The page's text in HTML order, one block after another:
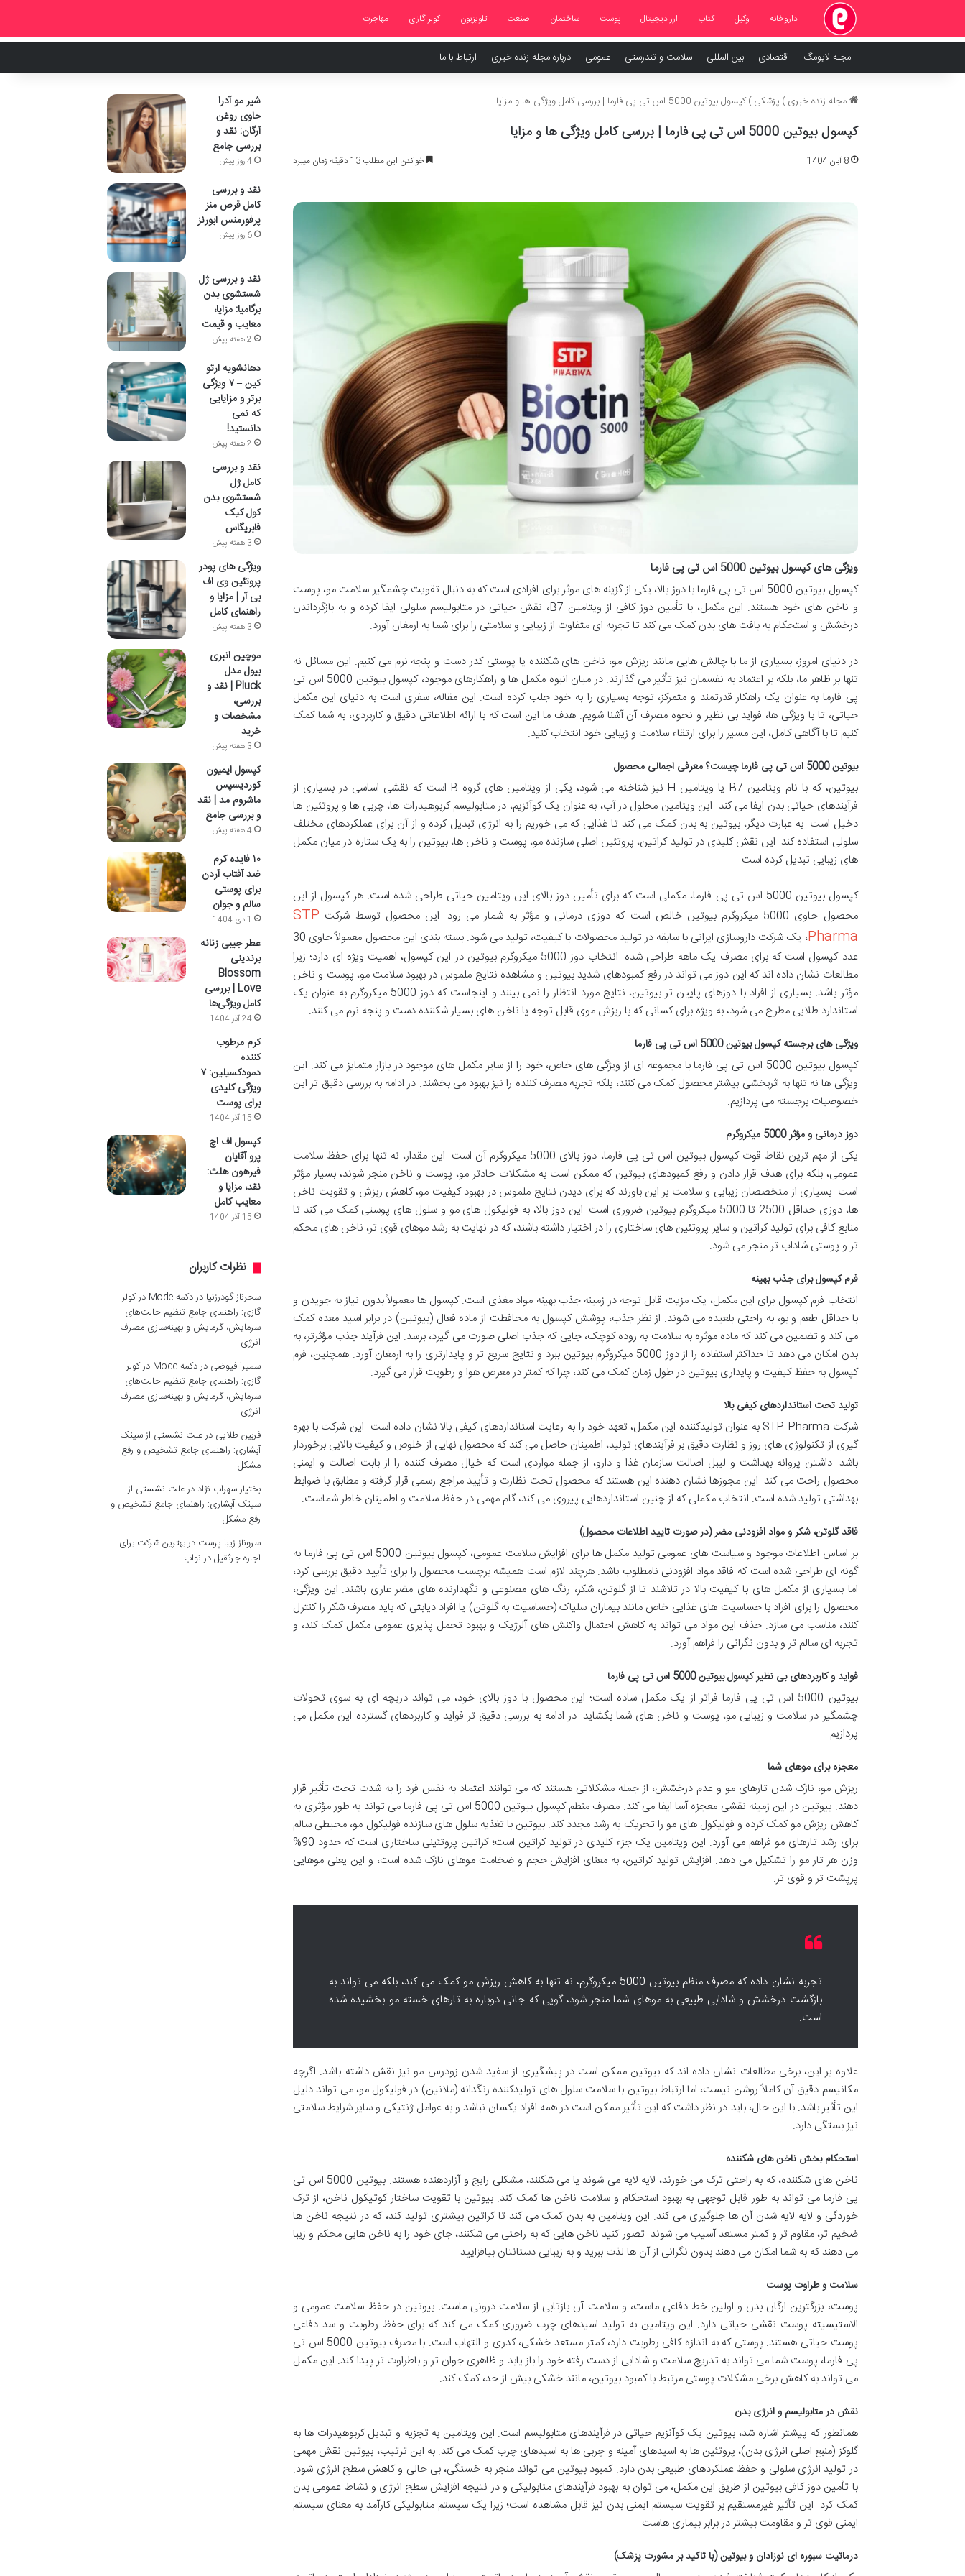
داروخانه وکیل کتاب ارز دیجیتال پوست ساختمان صنعت تلویزیون کولر گازی مهاجرت
مجله لایومگ اقتصادی بین المللی سلامت و تندرستی عمومی درباره مجله زنده خبری ارتباط با ما
مجله زنده خبری ) پزشکی ) کپسول بیوتین 5000 اس تی پی فارما | بررسی کامل ویژگی ها و مزایا
کپسول بیوتین 5000 اس تی پی فارما | بررسی کامل ویژگی ها و مزایا
8 آبان 1404 خواندن این مطلب 13 دقیقه زمان میبرد
ویژگی های کپسول بیوتین 5000 اس تی پی فارما
کپسول بیوتین 5000 اس تی پی فارما با دوز بالا، یکی از گزینه های موثر برای افرادی است که به دنبال تقویت چشمگیر سلامت مو، پوست
و ناخن های خود هستند. این مکمل، با تأمین دوز کافی از ویتامین B7، نقش حیاتی در متابولیسم سلولی ایفا کرده و به بازگرداندن
درخشش و استحکام به بافت های بدن کمک می کند تا تجربه ای متفاوت از زیبایی و سلامتی را برای شما به ارمغان آورد.
در دنیای امروز، بسیاری از ما با چالش هایی مانند ریزش مو، ناخن های شکننده یا پوستی کدر دست و پنجه نرم می کنیم. این مسائل نه
تنها بر ظاهر ما، بلکه بر اعتماد به نفسمان نیز تأثیر می گذارند. در میان انبوه مکمل ها و راهکارهای موجود، کپسول بیوتین 5000 اس تی
پی فارما به عنوان یک راهکار قدرتمند و متمرکز، توجه بسیاری را به خود جلب کرده است. این مقاله، سفری است به دنیای این مکمل
حیاتی، تا با ویژگی ها، فواید بی نظیر و نحوه مصرف آن آشنا شویم. هدف ما این است که با ارائه اطلاعاتی دقیق و کاربردی، به شما کمک
کنیم تا با آگاهی کامل، این مسیر را برای ارتقاء سلامت و زیبایی خود انتخاب کنید.
بیوتین 5000 اس تی پی فارما چیست؟ معرفی اجمالی محصول
بیوتین، که با نام ویتامین B7 یا ویتامین H نیز شناخته می شود، یکی از ویتامین های گروه B است که نقشی اساسی در بسیاری از
فرآیندهای حیاتی بدن ایفا می کند. این ویتامین محلول در آب، به عنوان یک کوآنزیم، در متابولیسم کربوهیدرات ها، چربی ها و پروتئین ها
دخیل است. به عبارت دیگر، بیوتین به بدن کمک می کند تا غذایی که می خوریم را به انرژی تبدیل کرده و از آن برای عملکردهای مختلف
سلولی استفاده کند. این نقش کلیدی در تولید کراتین، پروتئین اصلی سازنده مو، پوست و ناخن ها، بیوتین را به یک ستاره در میان مکمل
های زیبایی تبدیل کرده است.
کپسول بیوتین 5000 اس تی پی فارما، مکملی است که برای تأمین دوز بالای این ویتامین حیاتی طراحی شده است. هر کپسول از این
محصول حاوی 5000 میکروگرم بیوتین خالص است که دوزی درمانی و مؤثر به شمار می رود. این محصول توسط شرکت
STP
Pharma
، یک شرکت داروسازی ایرانی با سابقه در تولید محصولات با کیفیت، تولید می شود. بسته بندی این محصول معمولاً حاوی 30
عدد کپسول است که برای مصرف یک ماهه طراحی شده. انتخاب دوز 5000 میکروگرم بیوتین در این کپسول، اهمیت ویژه ای دارد؛ زیرا
مطالعات نشان داده اند که این دوز می تواند در رفع کمبودهای شدید بیوتین و مشاهده نتایج ملموس در بهبود سلامت مو، پوست و ناخن
مؤثر باشد. بسیاری از افراد با دوزهای پایین تر بیوتین، نتایج مورد انتظار را نمی بینند و اینجاست که دوز 5000 میکروگرم به عنوان یک
استاندارد طلایی مطرح می شود، به ویژه برای کسانی که با ریزش موی قابل توجه یا ناخن های بسیار شکننده دست و پنجه نرم می کنند.
ویژگی های برجسته کپسول بیوتین 5000 اس تی پی فارما
کپسول بیوتین 5000 اس تی پی فارما با مجموعه ای از ویژگی های خاص، خود را از سایر مکمل های موجود در بازار متمایز می کند. این
ویژگی ها نه تنها به اثربخشی بیشتر محصول کمک می کنند، بلکه تجربه مصرف کننده را نیز بهبود می بخشند. در ادامه به بررسی دقیق تر این
خصوصیات برجسته می پردازیم.
دوز درمانی و مؤثر 5000 میکروگرم
یکی از مهم ترین نقاط قوت کپسول بیوتین اس تی پی فارما، دوز بالای 5000 میکروگرم آن است. این مقدار، نه تنها برای حفظ سلامت
عمومی، بلکه برای هدف قرار دادن و رفع کمبودهای بیوتین که ممکن است به مشکلات حادتر مو، پوست و ناخن منجر شوند، بسیار مؤثر
است. بسیاری از متخصصان زیبایی و سلامت بر این باورند که برای دیدن نتایج ملموس در بهبود کیفیت مو، کاهش ریزش و تقویت ناخن
ها، دوزی حداقل 2500 تا 5000 میکروگرم بیوتین ضروری است. این دوز بالا، به فولیکول های مو و سلول های پوستی کمک می کند تا
منابع کافی برای تولید کراتین و سایر پروتئین های ساختاری را در اختیار داشته باشند، که در نهایت به رشد موهای قوی تر، ناخن های محکم
تر و پوستی شاداب تر منجر می شود.
فرم کپسول برای جذب بهینه
انتخاب فرم کپسول برای این مکمل، یک مزیت قابل توجه در زمینه جذب بهینه مواد مغذی است. کپسول ها معمولاً بدون نیاز به جویدن و
با حداقل طعم و بو، به راحتی بلعیده می شوند. از نظر جذب، پوشش کپسول به محافظت از ماده فعال (بیوتین) در برابر اسید معده کمک
می کند و تضمین می کند که ماده موثره به سلامت به روده کوچک، جایی که جذب اصلی صورت می گیرد، برسد. این فرآیند جذب مؤثرتر، به
بدن امکان می دهد تا حداکثر استفاده را از دوز 5000 میکروگرم بیوتین ببرد و نتایج سریع تر و پایدارتری را به ارمغان آورد. همچنین، فرم
کپسول به حفظ کیفیت و پایداری بیوتین در طول زمان کمک می کند، چرا که کمتر در معرض هوا و رطوبت قرار می گیرد.
تولید تحت استانداردهای کیفی بالا
شرکت STP Pharma به عنوان تولیدکننده این مکمل، تعهد خود را به رعایت استانداردهای کیفی بالا نشان داده است. این شرکت با بهره
گیری از تکنولوژی های روز و نظارت دقیق بر فرآیندهای تولید، اطمینان حاصل می کند که محصول نهایی از خلوص و کیفیت بالایی برخوردار
باشد. داشتن پروانه بهداشت و لیبل اصالت سازمان غذا و دارو، از جمله مواردی است که خیال مصرف کننده را از بابت اصالت و ایمنی
محصول راحت می کند. این مجوزها نشان دهنده این هستند که محصول تحت نظارت و تأیید مراجع رسمی قرار گرفته و مطابق با ضوابط
بهداشتی تولید شده است. انتخاب مکملی که از چنین استانداردهایی پیروی می کند، گام مهمی در حفظ سلامت و اطمینان خاطر شماست.
فاقد گلوتن، شکر و مواد افزودنی مضر (در صورت تایید اطلاعات محصول)
بر اساس اطلاعات موجود و سیاست های عمومی تولید مکمل ها برای افزایش سلامت عمومی، کپسول بیوتین 5000 اس تی پی فارما به
گونه ای طراحی شده است که فاقد مواد افزودنی نامطلوب باشد. هرچند لازم است همیشه برچسب محصول را برای تأیید دقیق بررسی کرد،
اما بسیاری از مکمل های با کیفیت بالا در تلاشند تا از گلوتن، شکر، رنگ های مصنوعی و نگهدارنده های مضر عاری باشند. این ویژگی،
محصول را برای افراد با حساسیت های غذایی خاص مانند بیماران سلیاک (حساسیت به گلوتن) یا افراد دیابتی که باید مصرف شکر را کنترل
کنند، مناسب می سازد. حذف این مواد می تواند به کاهش احتمال واکنش های آلرژیک و بهبود تحمل پذیری عمومی مکمل کمک کند، و
تجربه ای سالم تر و بدون نگرانی را فراهم آورد.
فواید و کاربردهای بی نظیر کپسول بیوتین 5000 اس تی پی فارما
بیوتین 5000 اس تی پی فارما فراتر از یک مکمل ساده است؛ این محصول با دوز بالای خود، می تواند دریچه ای به سوی تحولات
چشمگیر در سلامت و زیبایی مو، پوست و ناخن های شما بگشاید. در ادامه به بررسی دقیق تر فواید و کاربردهای گسترده این مکمل می
پردازیم.
معجزه برای موهای شما
ریزش مو، نازک شدن تارهای مو و عدم درخشش، از جمله مشکلاتی هستند که می توانند اعتماد به نفس فرد را به شدت تحت تأثیر قرار
دهند. بیوتین در این زمینه نقشی معجزه آسا ایفا می کند. مصرف منظم کپسول بیوتین 5000 اس تی پی فارما می تواند به طور مؤثری به
کاهش ریزش مو کمک کرده و فولیکول های مو را تحریک به رشد مجدد کند. بیوتین با تغذیه سلول های سازنده فولیکول مو، محیطی سالم
برای رشد تارهای مو فراهم می آورد. این ویتامین یک جزء کلیدی در تولید کراتین است؛ کراتین پروتئینی ساختاری است که حدود 90%
وزن هر تار مو را تشکیل می دهد. افزایش تولید کراتین، به معنای افزایش حجم و ضخامت موهای نازک شده است، و این یعنی موهایی
پرپشت تر و قوی تر.
تجربه نشان داده که مصرف منظم بیوتین 5000 میکروگرم، نه تنها به کاهش ریزش مو کمک می کند، بلکه می تواند به
بازگشت درخشش و شادابی طبیعی به موهای شما منجر شود، گویی که جانی دوباره به تارهای خسته مو بخشیده شده
است.
علاوه بر این، برخی مطالعات نشان داده اند که بیوتین ممکن است در پیشگیری از سفید شدن زودرس مو نیز نقش داشته باشد. اگرچه
مکانیسم دقیق آن کاملاً روشن نیست، اما ارتباط بیوتین با سلامت سلول های تولیدکننده رنگدانه (ملانین) در فولیکول مو، می تواند دلیل
این تأثیر باشد. با این حال، باید در نظر داشت که این تأثیر ممکن است در همه افراد یکسان نباشد و به عوامل ژنتیکی و سایر شرایط سلامتی
نیز بستگی دارد.
استحکام بخش ناخن های شکننده
ناخن های شکننده، که به راحتی ترک می خورند، لایه لایه می شوند یا می شکنند، مشکلی رایج و آزاردهنده هستند. بیوتین 5000 اس تی
پی فارما می تواند به طور قابل توجهی به بهبود استحکام و سلامت ناخن ها کمک کند. بیوتین با تقویت ساختار کوتیکول ناخن، از ترک
خوردگی و لایه لایه شدن آن ها جلوگیری می کند. این ویتامین به بدن کمک می کند تا کراتین بیشتری تولید کند، که در نتیجه ناخن ها
ضخیم تر، مقاوم تر و کمتر مستعد آسیب می شوند. تصور کنید ناخن هایی که به راحتی می شکنند، جای خود را به ناخن هایی محکم و زیبا
می دهند که به شما امکان می دهند بدون نگرانی از آن ها لذت ببرید و به زیبایی دستانتان بیافزایید.
سلامت و طراوت پوست
پوست، بزرگترین ارگان بدن و اولین خط دفاعی ماست، و سلامت آن بازتابی از سلامت درونی ماست. بیوتین در حفظ سلامت عمومی و
الاستیسیته پوست نقشی حیاتی دارد. این ویتامین به تولید اسیدهای چرب ضروری کمک می کند که برای حفظ رطوبت و سد دفاعی
پوست حیاتی هستند. پوستی که به اندازه کافی رطوبت دارد، کمتر مستعد خشکی، کدری و التهاب است. با مصرف بیوتین 5000 اس تی
پی فارما، پوست شما می تواند به تدریج سلامت و شادابی از دست رفته خود را باز یابد و ظاهری جوان تر و باطراوت تر پیدا کند. این مکمل
می تواند به کاهش برخی مشکلات پوستی مرتبط با کمبود بیوتین، مانند خشکی بیش از حد، کمک کند.
نقش در متابولیسم و انرژی بدن
همانطور که پیشتر اشاره شد، بیوتین یک کوآنزیم حیاتی در فرآیندهای متابولیسم است. این ویتامین به تجزیه و تبدیل کربوهیدرات ها به
گلوکز (منبع اصلی انرژی بدن)، پروتئین ها به اسیدهای آمینه و چربی ها به اسیدهای چرب کمک می کند. به این ترتیب، بیوتین نقش مهمی
در تولید انرژی سلولی و حفظ عملکردهای طبیعی بدن دارد. کمبود بیوتین می تواند منجر به خستگی، بی حالی و کاهش سطح انرژی شود.
با تأمین دوز کافی بیوتین از طریق این مکمل، می توان به بهبود فرآیندهای متابولیکی و در نتیجه افزایش سطح انرژی و نشاط عمومی بدن
کمک کرد. این تأثیر غیرمستقیم بر تقویت سیستم ایمنی بدن نیز قابل مشاهده است؛ زیرا یک سیستم متابولیکی کارآمد به معنای سیستم
ایمنی قوی تر و مقاومت بیشتر در برابر بیماری هاست.
درماتیت سبوره ای نوزادان و بیوتین (با تاکید بر مشورت پزشک)
شیر مو آدرا
حاوی روغن
آرگان: نقد و
بررسی جامع
4 روز پیش
نقد و بررسی
کامل قرص منز
پرفورمنس ابورنز
6 روز پیش
نقد و بررسی ژل
شستشوی بدن
برگامیا: مزایا،
معایب و قیمت
2 هفته پیش
دهانشویه ارتو
کین – ۷ ویژگی
برتر و مزایایی
که نمی
دانستید!
2 هفته پیش
نقد و بررسی
کامل ژل
شستشوی بدن
کول کیک
فابریگاس
3 هفته پیش
ویژگی های پودر
پروتئین وی اف
بی آر | مزایا و
راهنمای کامل
3 هفته پیش
موچین انبری
بیول مدل
Pluck | نقد و
بررسی،
مشخصات و
خرید
3 هفته پیش
کپسول ایمیون
کوردیسپس
ماشروم مد | نقد
و بررسی جامع
4 هفته پیش
۱۰ فایده کرم
ضد آفتاب آردن
برای پوستی
سالم و جوان
1 دی 1404
عطر جیبی زنانه
برندینی
Blossom
Love | بررسی
کامل ویژگی‌ها
24 آذر 1404
کرم مرطوب
کننده
دمودکسیلین: ۷
ویژگی کلیدی
برای پوست
15 آذر 1404
کپسول اف اچ
پرو آقایان
فیرهون هلث:
نقد، مزایا و
معایب کامل
15 آذر 1404
نظرات کاربران
سحرناز گودرزنیا در
دکمه Mode در کولر
گازی: راهنمای جامع تنظیم حالت‌های
سرمایش، گرمایش و بهینه‌سازی مصرف
انرژی
سمیرا فیوضی در
دکمه Mode در کولر
گازی: راهنمای جامع تنظیم حالت‌های
سرمایش، گرمایش و بهینه‌سازی مصرف
انرژی
فربین طلایی درعلت نشستی از سینک
آبشاری: راهنمای جامع تشخیص و رفع
مشکل
بختیار سهراب نژاد درعلت نشستی از
سینک آبشاری: راهنمای جامع تشخیص و
رفع مشکل
سروناز زیبا پرست دربهترین شرکت برای
اجاره جرثقیل در نواب